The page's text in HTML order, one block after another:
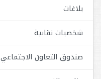
بلاغات
شخصيات نقابية
صندوق التعاون الاجتماعي